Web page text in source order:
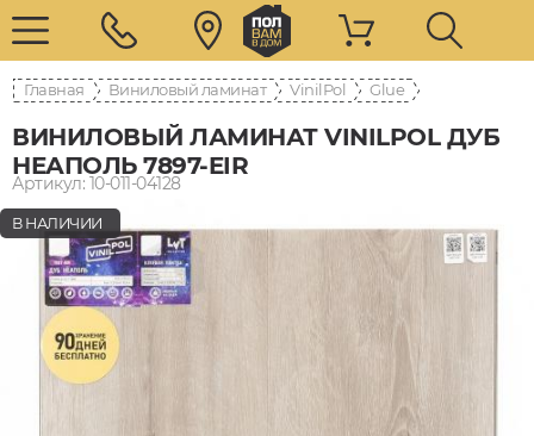
Главная Виниловый ламинат VinilPol Glue
ВИНИЛОВЫЙ ЛАМИНАТ VINILPOL ДУБ
НЕАПОЛЬ 7897-EIR
Артикул: 10-011-04128
В НАЛИЧИИ